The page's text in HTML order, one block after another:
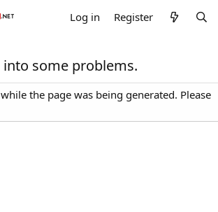
Log in Register
into some problems.
the page was being generated. Please